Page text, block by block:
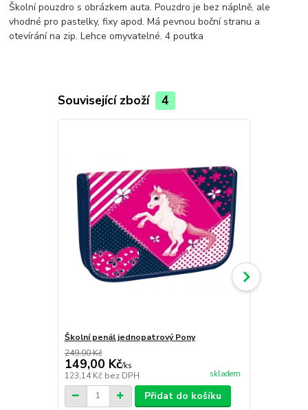
Školní pouzdro s obrázkem auta. Pouzdro je bez náplně, ale
vhodné pro pastelky, fixy apod. Má pevnou boční stranu a
otevírání na zip. Lehce omyvatelné. 4 poutka
Související zboží 4
Školní penál jednopatrový Pony
249,00 Kč
149,00 Kč/ks
123,14 Kč bez DPH skladem
Přidat do košíku